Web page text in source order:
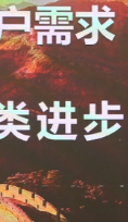
信空调变频S架构